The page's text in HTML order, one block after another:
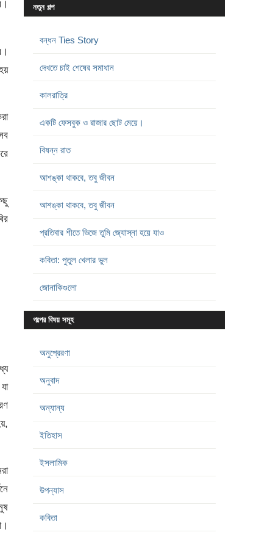
নতুন গল্প
বন্ধন Ties Story
দেখতে চাই শেষের সমাধান
কালরাত্রি
একটি ফেসবুক ও রাজার ছোট মেয়ে।
বিষন্ন রাত
আশঙ্কা থাকবে, তবু জীবন
আশঙ্কা থাকবে, তবু জীবন
প্রতিবার শীতে ভিজে তুমি জ্যোস্না হয়ে যাও
কবিতা: পুতুল খেলার ভুল
জোনাকিগুলো
গল্পের বিষয় সমূহ
অনুপ্রেরণা
অনুবাদ
অন্যান্য
ইতিহাস
ইসলামিক
উপন্যাস
কবিতা